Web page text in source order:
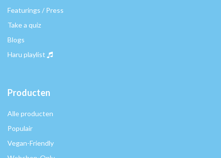
Featurings / Press
Take a quiz
Blogs
Haru playlist
Producten
Alle producten
Populair
Vegan-Friendly